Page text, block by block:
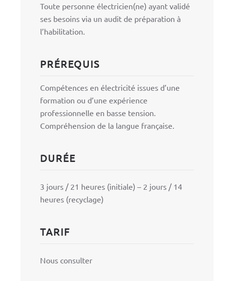
Toute personne électricien(ne) ayant validé
ses besoins via un audit de préparation à
l’habilitation.
PRÉREQUIS
Compétences en électricité issues d’une
formation ou d’une expérience
professionnelle en basse tension.
Compréhension de la langue française.
DURÉE
3 jours / 21 heures (initiale) – 2 jours / 14
heures (recyclage)
TARIF
Nous consulter